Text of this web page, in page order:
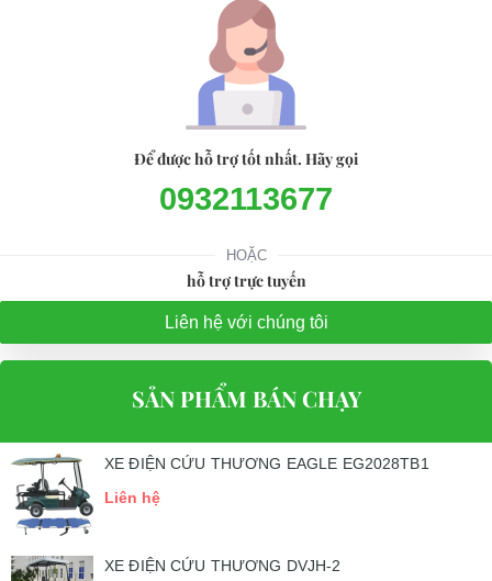
Để được hỗ trợ tốt nhất. Hãy gọi
0932113677
HOẶC
hỗ trợ trực tuyến
Liên hệ với chúng tôi
SẢN PHẨM BÁN CHẠY
XE ĐIỆN CỨU THƯƠNG EAGLE EG2028TB1
Liên hệ
XE ĐIỆN CỨU THƯƠNG DVJH-2